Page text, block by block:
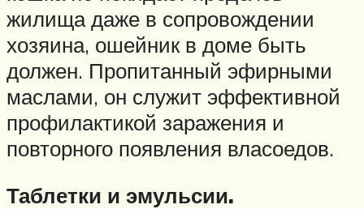
жилища даже в сопровождении
хозяина, ошейник в доме быть
должен. Пропитанный эфирными
маслами, он служит эффективной
профилактикой заражения и
повторного появления власоедов.
Таблетки и эмульсии.